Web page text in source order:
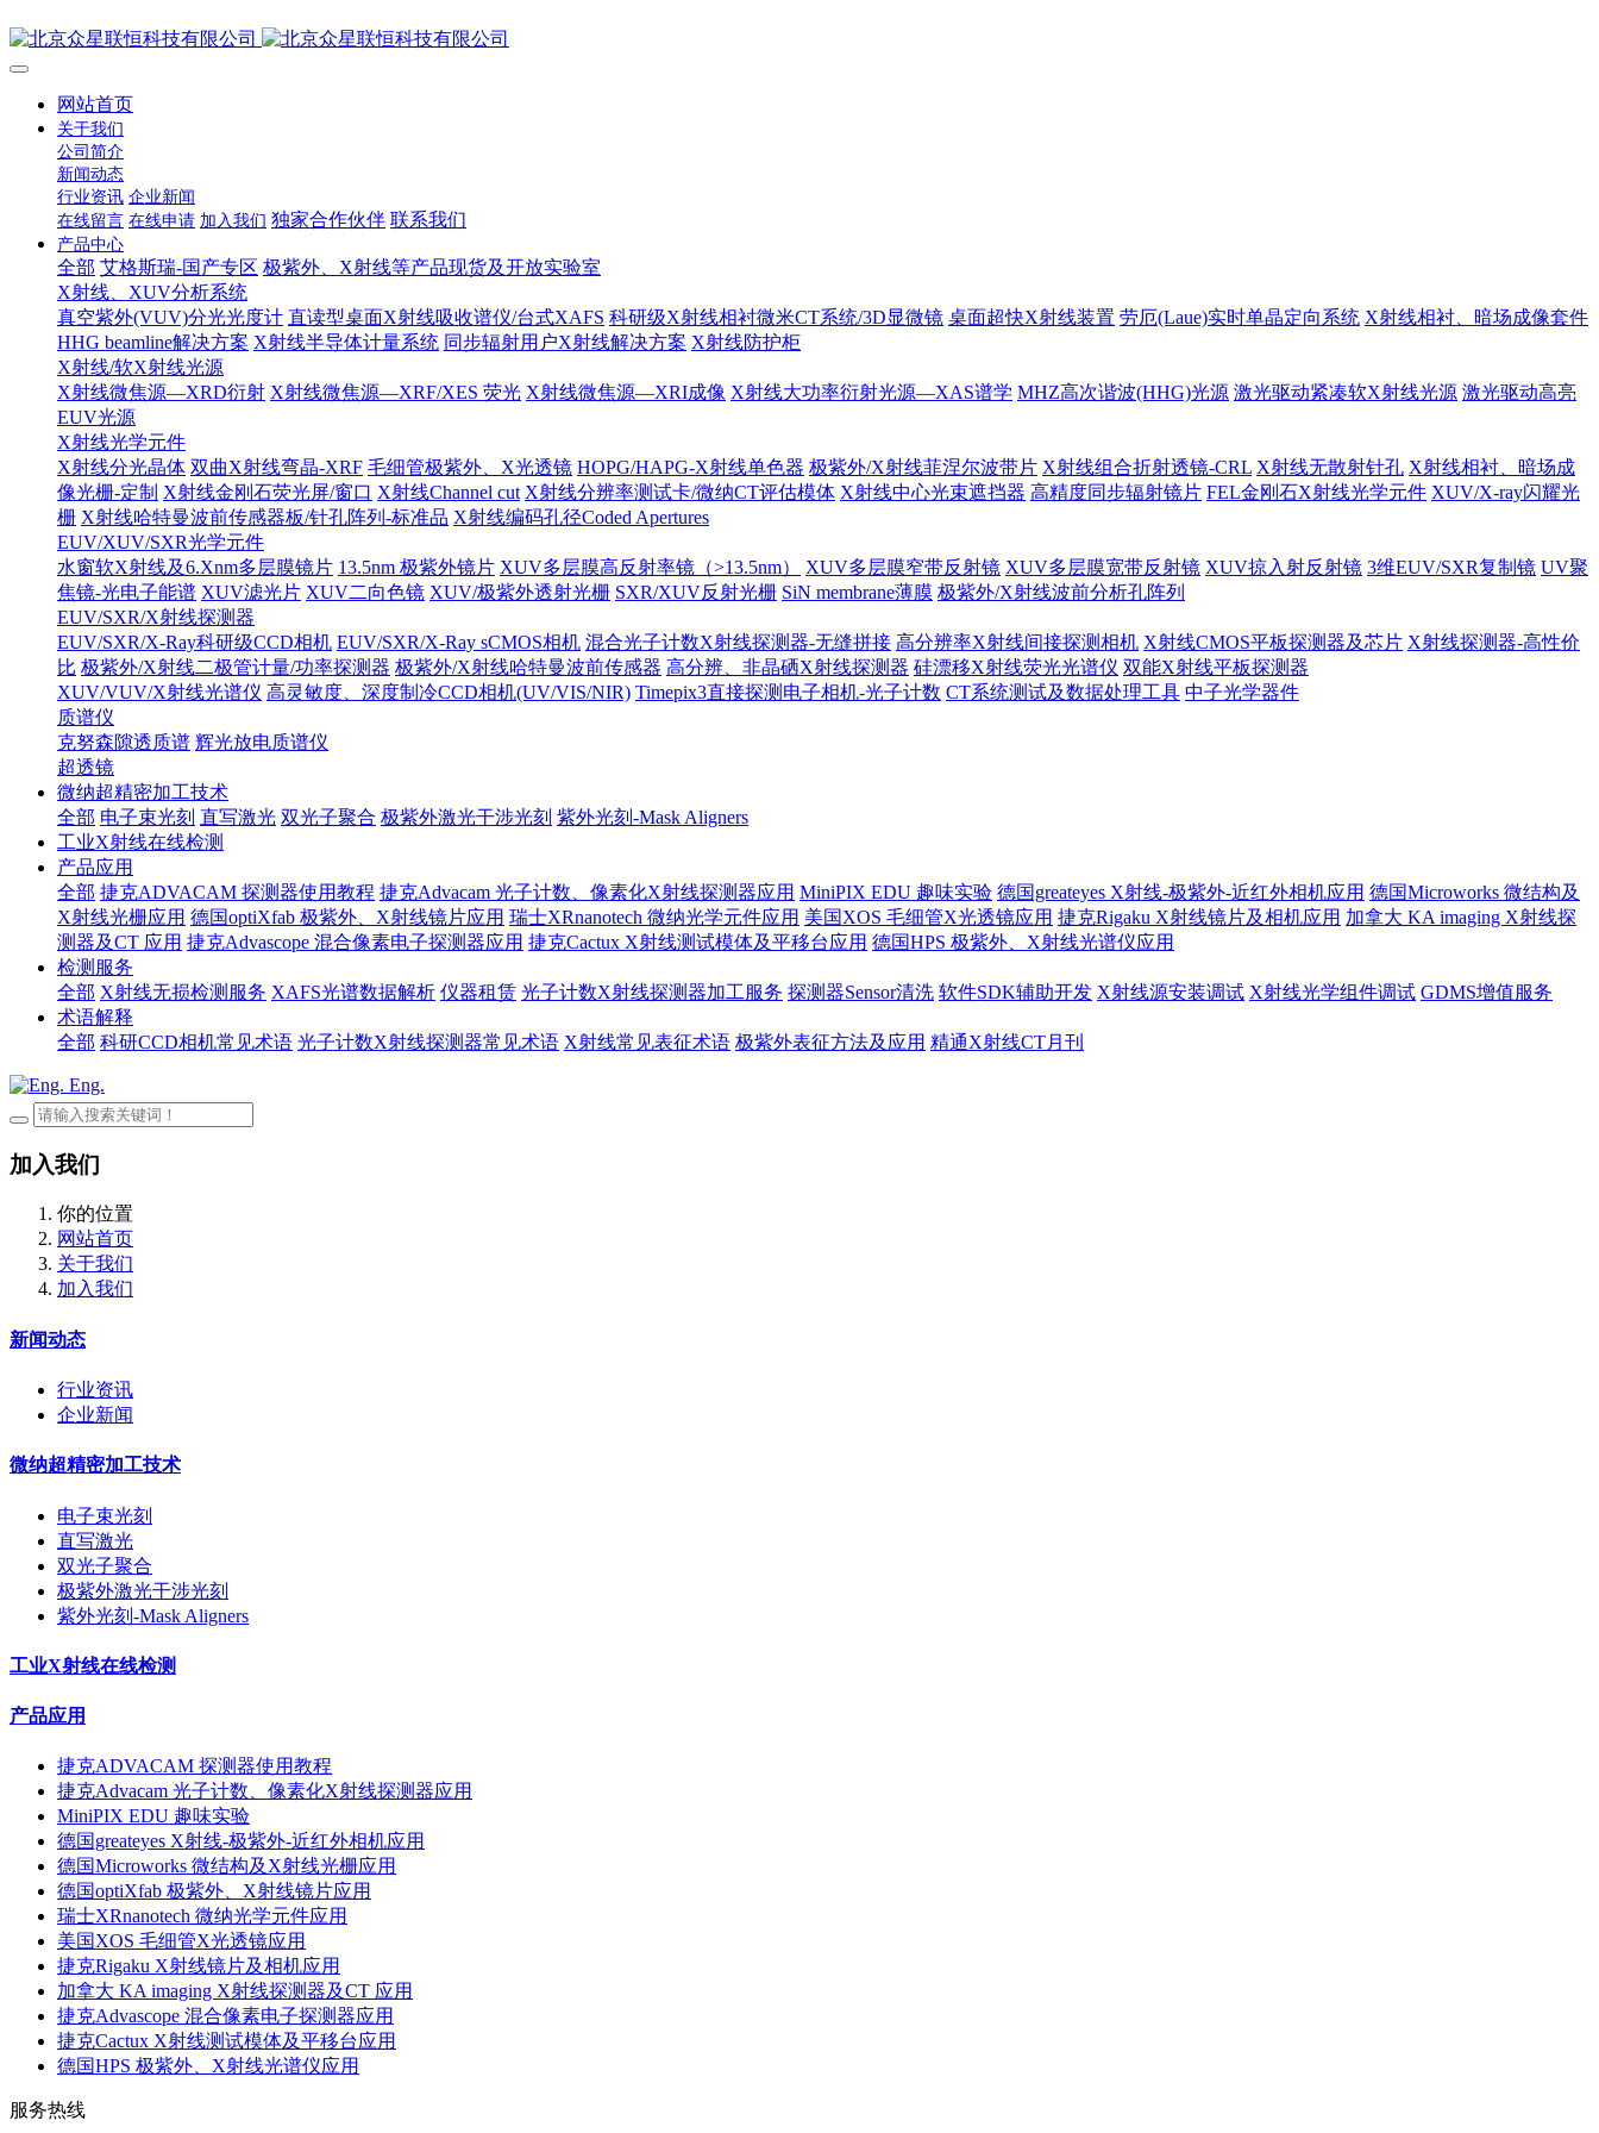
网站首页
关于我们
公司简介
新闻动态
行业资讯 企业新闻
在线留言 在线申请 加入我们 独家合作伙伴 联系我们
产品中心
全部 艾格斯瑞-国产专区 极紫外、X射线等产品现货及开放实验室
X射线、XUV分析系统
真空紫外(VUV)分光光度计 直读型桌面X射线吸收谱仪/台式XAFS 科研级X射线相衬微米CT系统/3D显微镜 桌面超快X射线装置 劳厄(Laue)实时单晶定向系统 X射线相衬、暗场成像套件
HHG beamline解决方案 X射线半导体计量系统 同步辐射用户X射线解决方案 X射线防护柜
X射线/软X射线光源
X射线微焦源—XRD衍射 X射线微焦源—XRF/XES 荧光 X射线微焦源—XRI成像 X射线大功率衍射光源—XAS谱学 MHZ高次谐波(HHG)光源 激光驱动紧凑软X射线光源 激光驱动高亮
EUV光源
X射线光学元件
X射线分光晶体 双曲X射线弯晶-XRF 毛细管极紫外、X光透镜 HOPG/HAPG-X射线单色器 极紫外/X射线菲涅尔波带片 X射线组合折射透镜-CRL X射线无散射针孔 X射线相衬、暗场成
像光栅-定制 X射线金刚石荧光屏/窗口 X射线Channel cut X射线分辨率测试卡/微纳CT评估模体 X射线中心光束遮挡器 高精度同步辐射镜片 FEL金刚石X射线光学元件 XUV/X-ray闪耀光
栅 X射线哈特曼波前传感器板/针孔阵列-标准品 X射线编码孔径Coded Apertures
EUV/XUV/SXR光学元件
水窗软X射线及6.Xnm多层膜镜片 13.5nm 极紫外镜片 XUV多层膜高反射率镜（>13.5nm） XUV多层膜窄带反射镜 XUV多层膜宽带反射镜 XUV掠入射反射镜 3维EUV/SXR复制镜 UV聚
焦镜-光电子能谱 XUV滤光片 XUV二向色镜 XUV/极紫外透射光栅 SXR/XUV反射光栅 SiN membrane薄膜 极紫外/X射线波前分析孔阵列
EUV/SXR/X射线探测器
EUV/SXR/X-Ray科研级CCD相机 EUV/SXR/X-Ray sCMOS相机 混合光子计数X射线探测器-无缝拼接 高分辨率X射线间接探测相机 X射线CMOS平板探测器及芯片 X射线探测器-高性价
比 极紫外/X射线二极管计量/功率探测器 极紫外/X射线哈特曼波前传感器 高分辨、非晶硒X射线探测器 硅漂移X射线荧光光谱仪 双能X射线平板探测器
XUV/VUV/X射线光谱仪 高灵敏度、深度制冷CCD相机(UV/VIS/NIR) Timepix3直接探测电子相机-光子计数 CT系统测试及数据处理工具 中子光学器件
质谱仪
克努森隙透质谱 辉光放电质谱仪
超透镜
微纳超精密加工技术
全部 电子束光刻 直写激光 双光子聚合 极紫外激光干涉光刻 紫外光刻-Mask Aligners
工业X射线在线检测
产品应用
全部 捷克ADVACAM 探测器使用教程 捷克Advacam 光子计数、像素化X射线探测器应用 MiniPIX EDU 趣味实验 德国greateyes X射线-极紫外-近红外相机应用 德国Microworks 微结构及
X射线光栅应用 德国optiXfab 极紫外、X射线镜片应用 瑞士XRnanotech 微纳光学元件应用 美国XOS 毛细管X光透镜应用 捷克Rigaku X射线镜片及相机应用 加拿大 KA imaging X射线探
测器及CT 应用 捷克Advascope 混合像素电子探测器应用 捷克Cactux X射线测试模体及平移台应用 德国HPS 极紫外、X射线光谱仪应用
检测服务
全部 X射线无损检测服务 XAFS光谱数据解析 仪器租赁 光子计数X射线探测器加工服务 探测器Sensor清洗 软件SDK辅助开发 X射线源安装调试 X射线光学组件调试 GDMS增值服务
术语解释
全部 科研CCD相机常见术语 光子计数X射线探测器常见术语 X射线常见表征术语 极紫外表征方法及应用 精通X射线CT月刊
Eng.
加入我们
你的位置
网站首页
关于我们
加入我们
新闻动态
行业资讯
企业新闻
微纳超精密加工技术
电子束光刻
直写激光
双光子聚合
极紫外激光干涉光刻
紫外光刻-Mask Aligners
工业X射线在线检测
产品应用
捷克ADVACAM 探测器使用教程
捷克Advacam 光子计数、像素化X射线探测器应用
MiniPIX EDU 趣味实验
德国greateyes X射线-极紫外-近红外相机应用
德国Microworks 微结构及X射线光栅应用
德国optiXfab 极紫外、X射线镜片应用
瑞士XRnanotech 微纳光学元件应用
美国XOS 毛细管X光透镜应用
捷克Rigaku X射线镜片及相机应用
加拿大 KA imaging X射线探测器及CT 应用
捷克Advascope 混合像素电子探测器应用
捷克Cactux X射线测试模体及平移台应用
德国HPS 极紫外、X射线光谱仪应用
服务热线